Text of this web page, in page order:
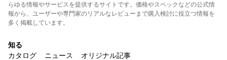
らゆる情報やサービスを提供するサイトです。価格やスペックなどの公式情
報から、ユーザーや専門家のリアルなレビューまで購入検討に役立つ情報を
多く掲載しています。
知る
カタログ
ニュース オリジナル記事